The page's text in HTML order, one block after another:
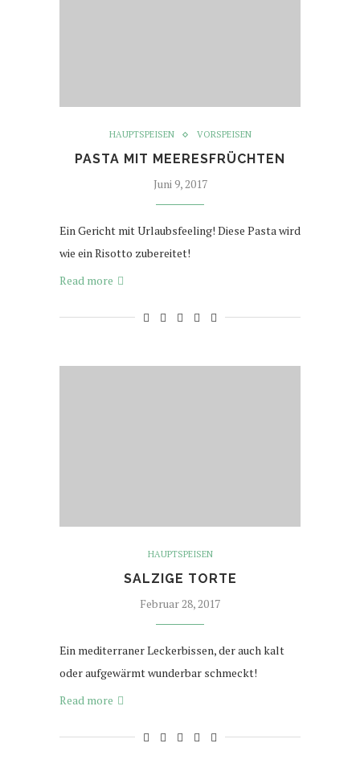
HAUPTSPEISEN VORSPEISEN
PASTA MIT MEERESFRÜCHTEN
Juni 9, 2017
Ein Gericht mit Urlaubsfeeling! Diese Pasta wird
wie ein Risotto zubereitet!
Read more
HAUPTSPEISEN
SALZIGE TORTE
Februar 28, 2017
Ein mediterraner Leckerbissen, der auch kalt
oder aufgewärmt wunderbar schmeckt!
Read more